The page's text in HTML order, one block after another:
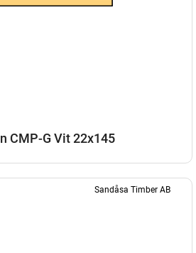
CMP-G Vit 22x145
Sandåsa Timber AB